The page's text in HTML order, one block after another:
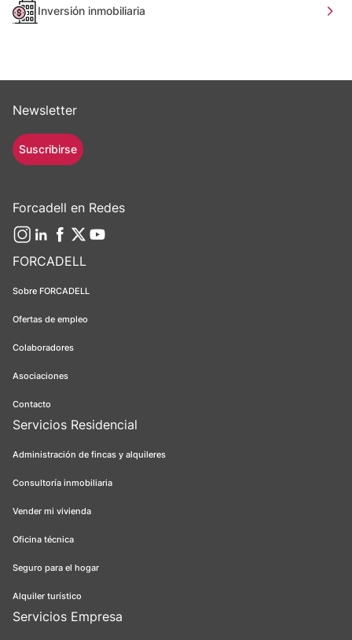
Inversión inmobiliaria
FORCADELL
Sobre FORCADELL
Ofertas de empleo
Colaboradores
Asociaciones
Contacto
Servicios Residencial
Administración de fincas y alquileres
Consultoría inmobiliaria
Vender mi vivienda
Oficina técnica
Seguro para el hogar
Alquiler turístico
Servicios Empresa
Newsletter
Suscribirse
Forcadell en Redes